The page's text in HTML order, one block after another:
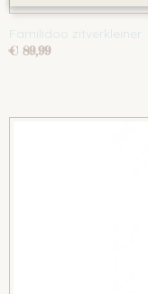
Familidoo zitverkleiner
€ 89,99